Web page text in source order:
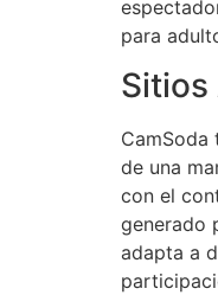
para
Sitios
CamSoda
de una
con el
generado
adapta a